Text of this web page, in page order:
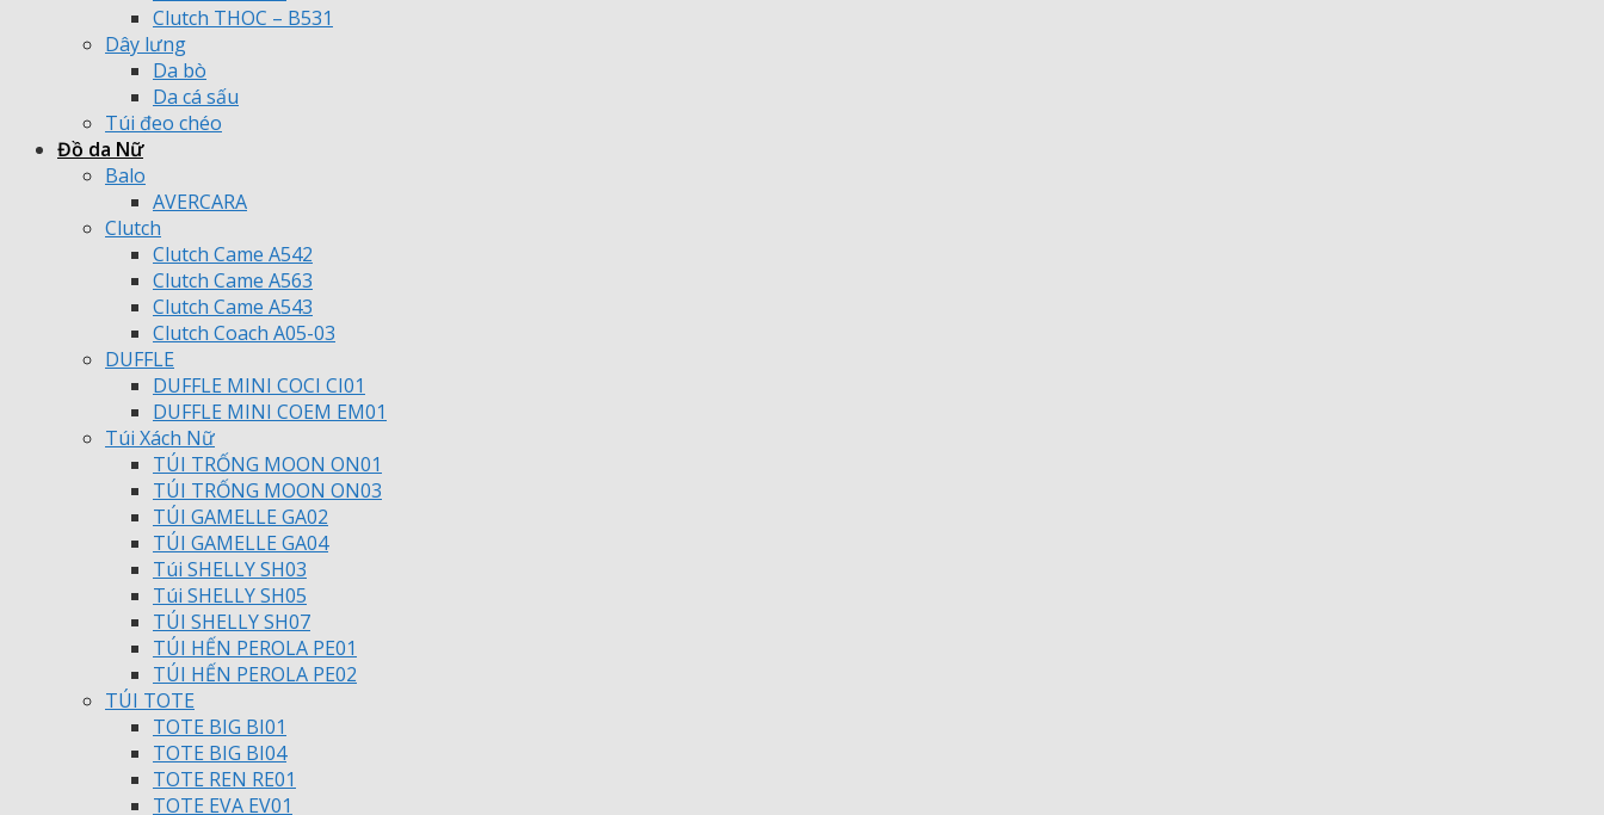
Clutch THOC – B531
Dây lưng
Da bò
Da cá sấu
Túi đeo chéo
Đồ da Nữ
Balo
AVERCARA
Clutch
Clutch Came A542
Clutch Came A563
Clutch Came A543
Clutch Coach A05-03
DUFFLE
DUFFLE MINI COCI CI01
DUFFLE MINI COEM EM01
Túi Xách Nữ
TÚI TRỐNG MOON ON01
TÚI TRỐNG MOON ON03
TÚI GAMELLE GA02
TÚI GAMELLE GA04
Túi SHELLY SH03
Túi SHELLY SH05
TÚI SHELLY SH07
TÚI HẾN PEROLA PE01
TÚI HẾN PEROLA PE02
TÚI TOTE
TOTE BIG BI01
TOTE BIG BI04
TOTE REN RE01
TOTE EVA EV01